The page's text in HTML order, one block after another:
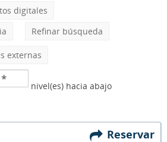
digitales
Refinar búsqueda
externas
nivel(es) hacia abajo
Reservar